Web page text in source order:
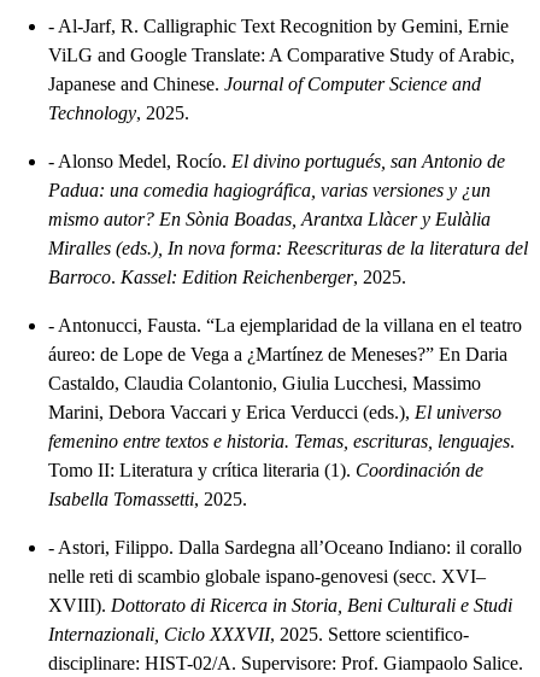
- Al-Jarf, R. Calligraphic Text Recognition by Gemini, Ernie
ViLG and Google Translate: A Comparative Study of Arabic,
Japanese and Chinese. Journal of Computer Science and
Technology, 2025.
- Alonso Medel, Rocío. El divino portugués, san Antonio de
Padua: una comedia hagiográfica, varias versiones y ¿un
mismo autor? En Sònia Boadas, Arantxa Llàcer y Eulàlia
Miralles (eds.), In nova forma: Reescrituras de la literatura del
Barroco. Kassel: Edition Reichenberger, 2025.
- Antonucci, Fausta. “La ejemplaridad de la villana en el teatro
áureo: de Lope de Vega a ¿Martínez de Meneses?” En Daria
Castaldo, Claudia Colantonio, Giulia Lucchesi, Massimo
Marini, Debora Vaccari y Erica Verducci (eds.), El universo
femenino entre textos e historia. Temas, escrituras, lenguajes.
Tomo II: Literatura y crítica literaria (1). Coordinación de
Isabella Tomassetti, 2025.
- Astori, Filippo. Dalla Sardegna all’Oceano Indiano: il corallo
nelle reti di scambio globale ispano-genovesi (secc. XVI–
XVIII). Dottorato di Ricerca in Storia, Beni Culturali e Studi
Internazionali, Ciclo XXXVII, 2025. Settore scientifico-
disciplinare: HIST-02/A. Supervisore: Prof. Giampaolo Salice.